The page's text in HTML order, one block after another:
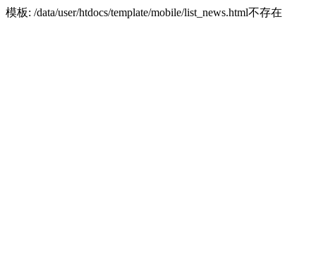
模板: /data/user/htdocs/template/mobile/list_news.html不存在